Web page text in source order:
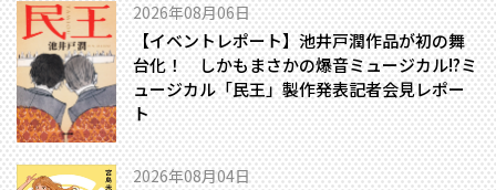
2026年08月06日
【イベントレポート】池井戸潤作品が初の舞
台化！ しかもまさかの爆音ミュージカル!?――ミ
ュージカル「民王」製作発表記者会見レポー
ト
2026年08月04日